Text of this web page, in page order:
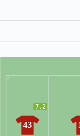
7.2
43